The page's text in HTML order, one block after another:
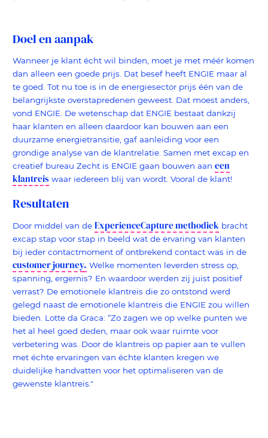
Doel en aanpak
Wanneer je klant écht wil binden, moet je met méér komen
dan alleen een goede prijs. Dat besef heeft ENGIE maar al
te goed. Tot nu toe is in de energiesector prijs één van de
belangrijkste overstapredenen geweest. Dat moest anders,
vond ENGIE. De wetenschap dat ENGIE bestaat dankzij
haar klanten en alleen daardoor kan bouwen aan een
duurzame energietransitie, gaf aanleiding voor een
grondige analyse van de klantrelatie. Samen met excap en
creatief bureau Zecht is ENGIE gaan bouwen aan een
klantreis waar iedereen blij van wordt. Vooral de klant!
Resultaten
Door middel van de ExperienceCapture methodiek bracht
excap stap voor stap in beeld wat de ervaring van klanten
bij ieder contactmoment of ontbrekend contact was in de
customer journey. Welke momenten leverden stress op,
spanning, ergernis? En waardoor werden zij juist positief
verrast? De emotionele klantreis die zo ontstond werd
gelegd naast de emotionele klantreis die ENGIE zou willen
bieden. Lotte da Graca: “Zo zagen we op welke punten we
het al heel goed deden, maar ook waar ruimte voor
verbetering was. Door de klantreis op papier aan te vullen
met échte ervaringen van échte klanten kregen we
duidelijke handvatten voor het optimaliseren van de
gewenste klantreis."